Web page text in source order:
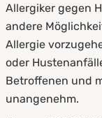
2.
Milben
3. Ein
Leben
4. Ein
Allergiker gegen
andere
Allergie
oder
Betroffenen und
unangenehm.